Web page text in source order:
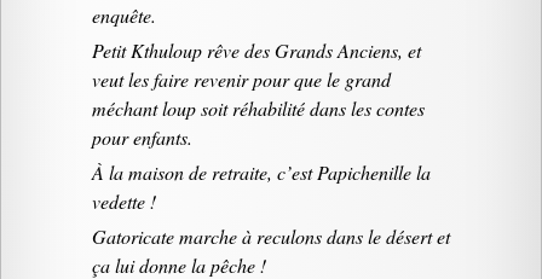
enquête.
Petit Kthuloup rêve des Grands Anciens, et
veut les faire revenir pour que le grand
méchant loup soit réhabilité dans les contes
pour enfants.
À la maison de retraite, c’est Papichenille la
vedette !
Gatoricate marche à reculons dans le désert et
ça lui donne la pêche !